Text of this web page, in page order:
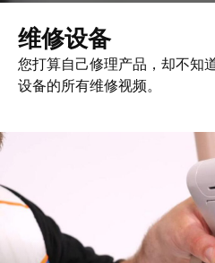
维修设备
您打算自己修理产品，却不知
设备的所有维修视频。